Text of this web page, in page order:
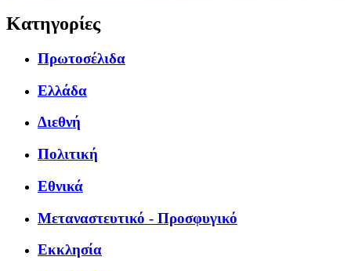
Κατηγορίες
Πρωτοσέλιδα
Ελλάδα
Διεθνή
Πολιτική
Εθνικά
Μεταναστευτικό - Προσφυγικό
Εκκλησία